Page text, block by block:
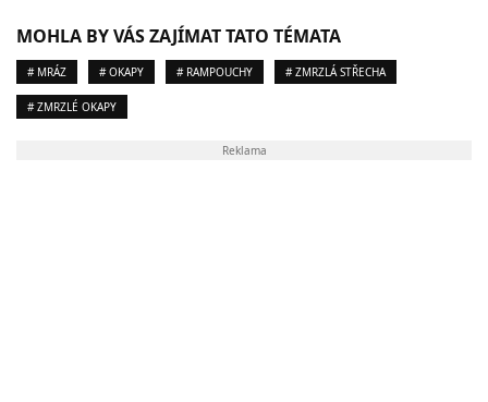
MOHLA BY VÁS ZAJÍMAT TATO TÉMATA
# MRÁZ # OKAPY # RAMPOUCHY # ZMRZLÁ STŘECHA
# ZMRZLÉ OKAPY
Reklama